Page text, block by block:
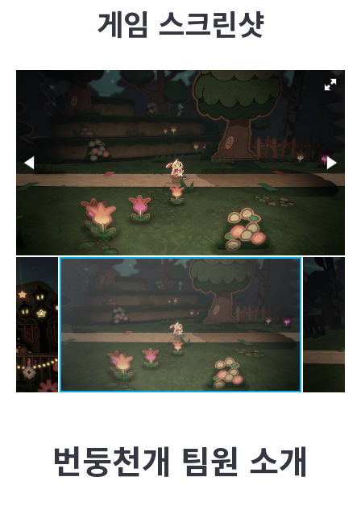
게임 스크린샷
번둥천개 팀원 소개